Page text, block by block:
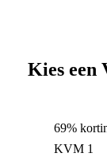
Kies een
69%
KVM 1